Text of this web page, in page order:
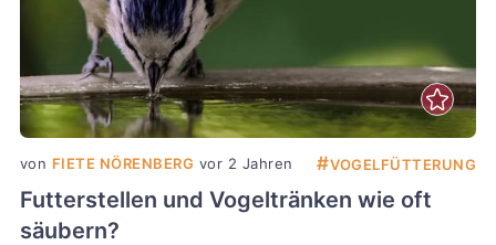
von FIETE NÖRENBERG vor 2 Jahren #VOGELFÜTTERUNG
Futterstellen und Vogeltränken wie oft
säubern?